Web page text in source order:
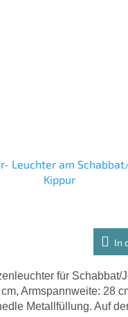
Leuchter am
Kippur
In
für Schabbat/
Armspannweite: 28
Metallfüllung. Auf